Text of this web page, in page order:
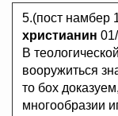
5.(пост намбер
христианин
В
вооружиться
то бох
многообразии